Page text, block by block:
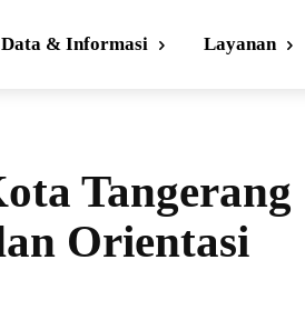
Data & Informasi Layanan
Tangerang
Orientasi